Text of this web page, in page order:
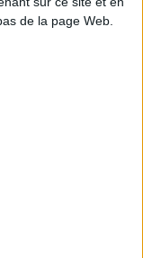
de la page Web.